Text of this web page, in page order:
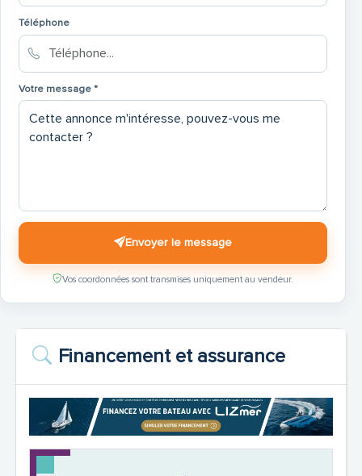
Téléphone
Votre message *
Envoyer le message
Vos coordonnées sont transmises uniquement au vendeur.
Financement et assurance